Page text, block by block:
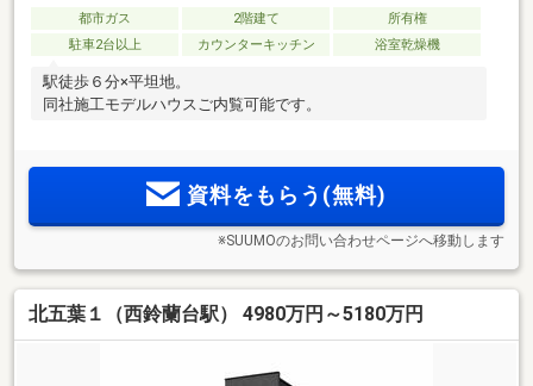
都市ガス 2階建て
所有権
駐車2台以上
カウンターキッチン 浴室乾燥機
駅徒歩６分×平坦地。
同社施工モデルハウスご内覧可能です。
資料をもらう(無料)
※SUUMOのお問い合わせページへ移動します
北五葉１（西鈴蘭台駅） 4980万円～5180万円